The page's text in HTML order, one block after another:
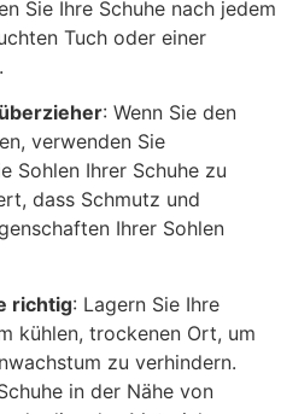
Sie Ihre Schuhe nach jedem
Tuch oder einer
: Wenn Sie den
verwenden Sie
Sohlen Ihrer Schuhe zu
dass Schmutz und
Ihrer Sohlen
richtig: Lagern Sie Ihre
kühlen, trockenen Ort, um
zu verhindern.
in der Nähe von